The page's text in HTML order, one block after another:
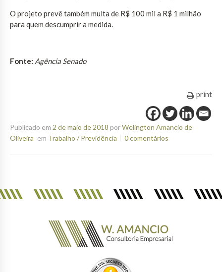
O projeto prevê também multa de R$ 100 mil a R$ 1 milhão
para quem descumprir a medida.
Fonte: Agência Senado
print
Publicado em 2 de maio de 2018 porWelington Amancio de
Oliveira em Trabalho / Previdência 0 comentários